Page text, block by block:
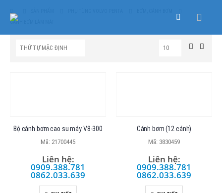
CÁNH BƠM LÀM MÁT
Bộ cánh bơm cao su máy V8-300
Mã: 21700445
Liên hệ:
0909.388.781
0862.033.639
Cánh bơm (12 cánh)
Mã: 3830459
Liên hệ:
0909.388.781
0862.033.639